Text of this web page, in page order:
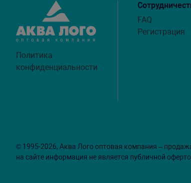
Политика
конфиденциальности
FAQ
Регистрация
© 1995-2026, Аква Лого оптовая компания –
на сайте информация не является публичной